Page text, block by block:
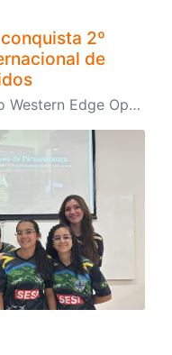
2º
de
Equipe representou o Brasil no Western Edge Open, um dos principais torneios mundiais da FIRST